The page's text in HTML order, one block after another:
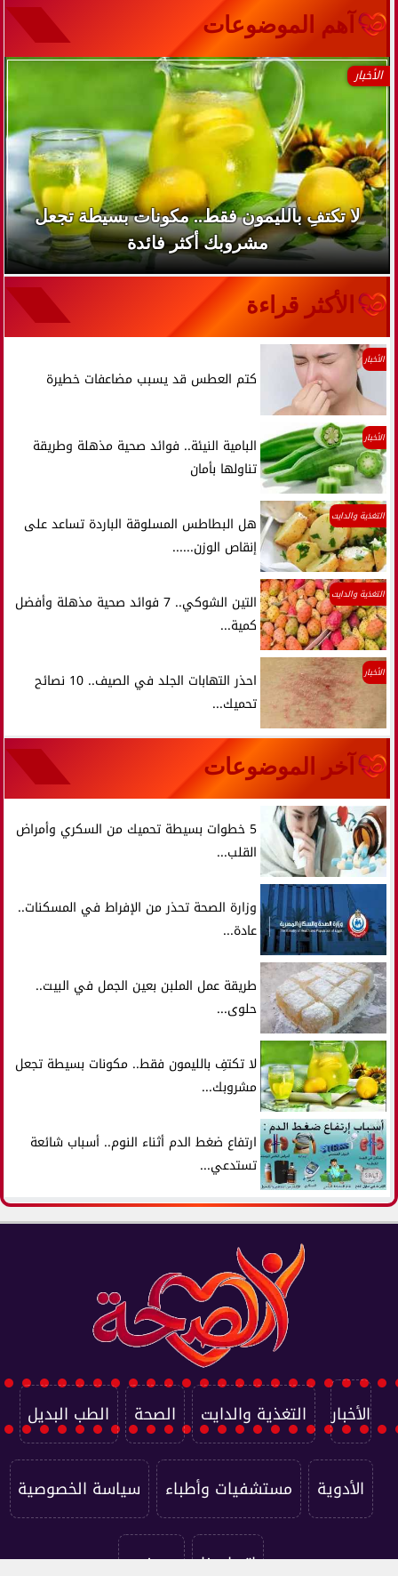
آهم الموضوعات
الأخبار
لا تكتفِ بالليمون فقط.. مكونات بسيطة تجعل
مشروبك أكثر فائدة
الأكثر قراءة
الأخبار
كتم العطس قد يسبب مضاعفات خطيرة
الأخبار
البامية النيئة.. فوائد صحية مذهلة وطريقة
تناولها بأمان
التغذية والدايت
هل البطاطس المسلوقة الباردة تساعد على
إنقاص الوزن......
التغذية والدايت
التين الشوكي.. 7 فوائد صحية مذهلة وأفضل
كمية...
الأخبار
احذر التهابات الجلد في الصيف.. 10 نصائح
تحميك...
آخر الموضوعات
5 خطوات بسيطة تحميك من السكري وأمراض
القلب...
وزارة الصحة تحذر من الإفراط في المسكنات..
عادة...
طريقة عمل الملبن بعين الجمل في البيت..
حلوى...
لا تكتفِ بالليمون فقط.. مكونات بسيطة تجعل
مشروبك...
ارتفاع ضغط الدم أثناء النوم.. أسباب شائعة
تستدعي...
الأخبار التغذية والدايت الصحة الطب البديل
الأدوية مستشفيات وأطباء سياسة الخصوصية
اتصل بنا من نحن